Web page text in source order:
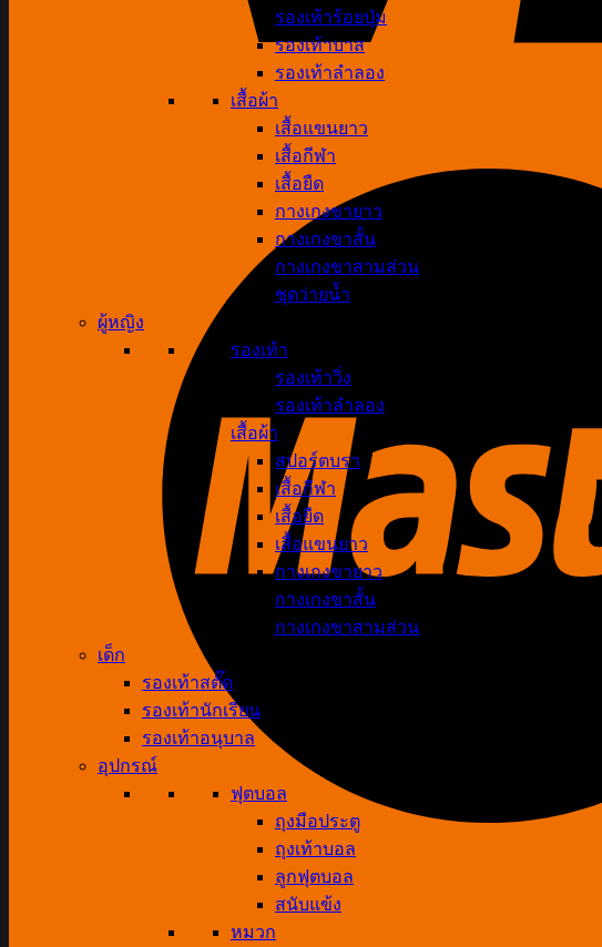
รองเท้าร้อยปุ่ม
รองเท้าบาส
รองเท้าลำลอง
เสื้อผ้า
เสื้อแขนยาว
เสื้อกีฬา
เสื้อยืด
กางเกงขายาว
กางเกงขาสั้น
กางเกงขาสามส่วน
ชุดว่ายน้ำ
ผู้หญิง
รองเท้า
รองเท้าวิ่ง
รองเท้าลำลอง
เสื้อผ้า
สปอร์ตบรา
เสื้อกีฬา
เสื้อยืด
เสื้อแขนยาว
กางเกงขายาว
กางเกงขาสั้น
กางเกงขาสามส่วน
เด็ก
รองเท้าสตั๊ด
รองเท้านักเรียน
รองเท้าอนุบาล
อุปกรณ์
ฟุตบอล
ถุงมือประตู
ถุงเท้าบอล
ลูกฟุตบอล
สนับแข้ง
หมวก